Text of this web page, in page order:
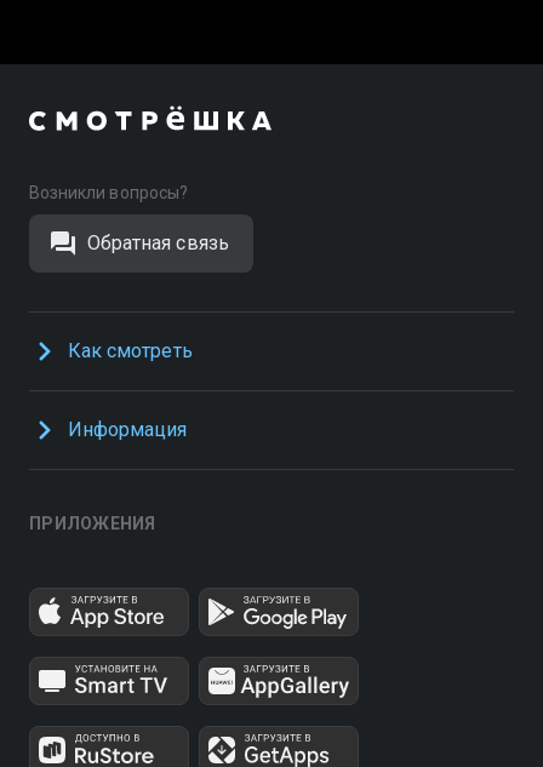
Возникли вопросы?
Обратная связь
Как смотреть
Информация
ПРИЛОЖЕНИЯ